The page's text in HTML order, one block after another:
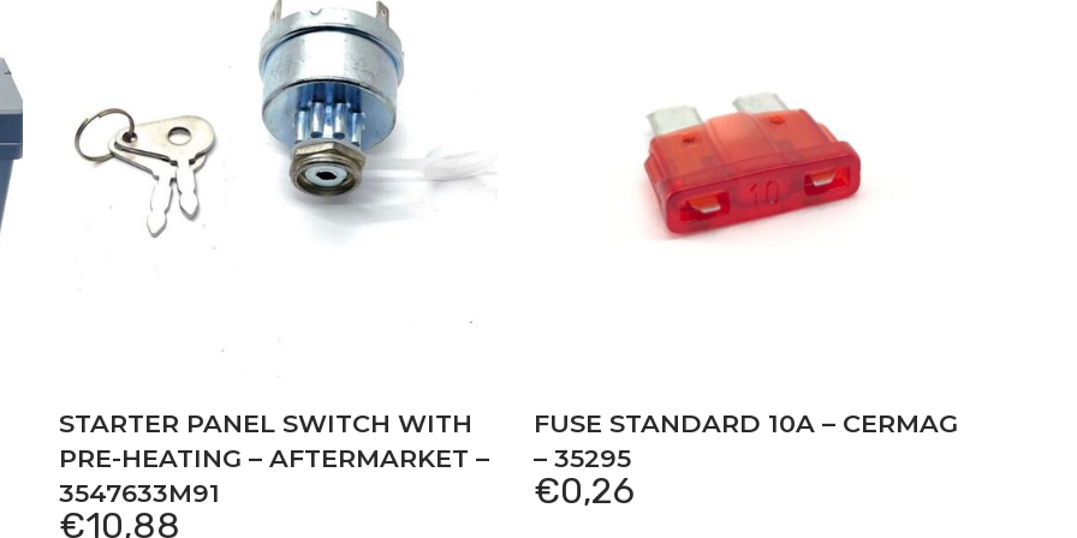
8065.02
Fiat 8065.02
OM CP3/100
CP3/100
Fiat 8035.01 UTB
STARTER PANEL SWITCH WITH
PRE-HEATING – AFTERMARKET –
3547633M91
€10,88
FUSE STANDARD 10A – CERMAG
– 35295
€0,26